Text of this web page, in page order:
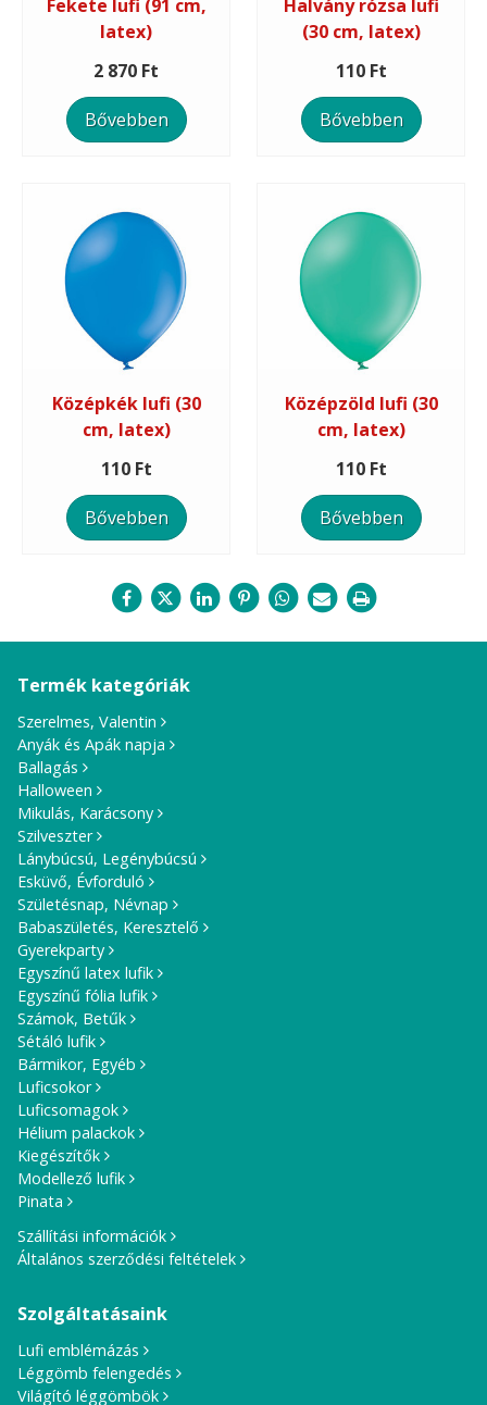
Fekete lufi (91 cm,
latex)
2 870 Ft
Bővebben
Halvány rózsa lufi
(30 cm, latex)
110 Ft
Bővebben
Középkék lufi (30
cm, latex)
110 Ft
Bővebben
Középzöld lufi (30
cm, latex)
110 Ft
Bővebben
Termék kategóriák
Szerelmes, Valentin
Anyák és Apák napja
Ballagás
Halloween
Mikulás, Karácsony
Szilveszter
Lánybúcsú, Legénybúcsú
Esküvő, Évforduló
Születésnap, Névnap
Babaszületés, Keresztelő
Gyerekparty
Egyszínű latex lufik
Egyszínű fólia lufik
Számok, Betűk
Sétáló lufik
Bármikor, Egyéb
Luficsokor
Luficsomagok
Hélium palackok
Kiegészítők
Modellező lufik
Pinata
Szállítási információk
Általános szerződési feltételek
Szolgáltatásaink
Lufi emblémázás
Léggömb felengedés
Világító léggömbök